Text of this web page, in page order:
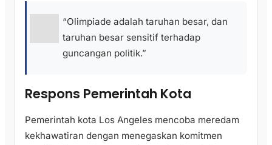
“Olimpiade adalah taruhan besar, dan
taruhan besar sensitif terhadap
guncangan politik.”
Respons Pemerintah Kota
Pemerintah kota Los Angeles mencoba meredam
kekhawatiran dengan menegaskan komitmen